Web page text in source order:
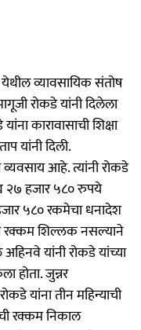
व्यावसायिक संतोष
रोकडे यांनी दिलेला
कारावासाची शिक्षा
यांनी दिली.
व्यवसाय आहे. त्यांनी रोकडे
२७ हजार ५८० रुपये
५८० रकमेचा धनादेश
रक्कम शिल्लक नसल्याने
यांनी रोकडे यांच्या
होता. जुन्नर
यांना तीन महिन्याची
रक्कम निकाल